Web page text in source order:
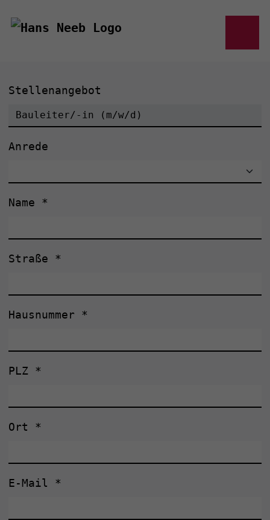
Stellenangebot
Anrede
Name *
Straße *
Hausnummer *
PLZ *
Ort *
E-Mail *